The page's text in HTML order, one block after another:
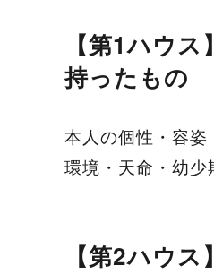
【第1ハウ
持ったもの
本人の個性・容
環境・天命・幼
【第2ハウ